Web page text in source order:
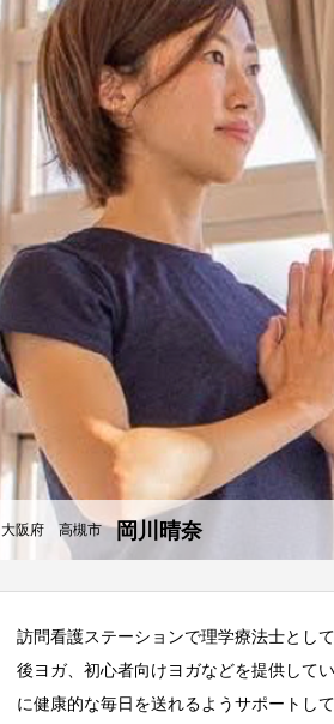
大阪府 高槻市 岡川晴奈
訪問看護ステーションで理学療法士とし
後ヨガ、初心者向けヨガなどを提供して
に健康的な毎日を送れるようサポートし